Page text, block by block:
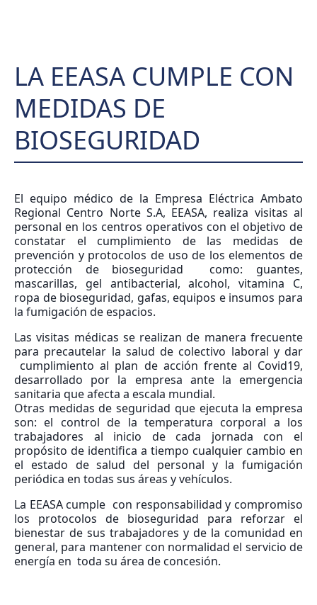
LA EEASA CUMPLE CON
MEDIDAS DE
BIOSEGURIDAD
El equipo médico de la Empresa Eléctrica Ambato
Regional Centro Norte S.A, EEASA, realiza visitas al
personal en los centros operativos con el objetivo de
constatar el cumplimiento de las medidas de
prevención y protocolos de uso de los elementos de
protección de bioseguridad como: guantes,
mascarillas, gel antibacterial, alcohol, vitamina C,
ropa de bioseguridad, gafas, equipos e insumos para
la fumigación de espacios.
Las visitas médicas se realizan de manera frecuente
para precautelar la salud de colectivo laboral y dar
cumplimiento al plan de acción frente al Covid19,
desarrollado por la empresa ante la emergencia
sanitaria que afecta a escala mundial.
Otras medidas de seguridad que ejecuta la empresa
son: el control de la temperatura corporal a los
trabajadores al inicio de cada jornada con el
propósito de identifica a tiempo cualquier cambio en
el estado de salud del personal y la fumigación
periódica en todas sus áreas y vehículos.
La EEASA cumple con responsabilidad y compromiso
los protocolos de bioseguridad para reforzar el
bienestar de sus trabajadores y de la comunidad en
general, para mantener con normalidad el servicio de
energía en toda su área de concesión.